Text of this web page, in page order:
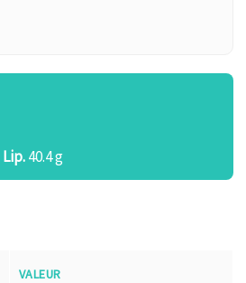
Lip.40.4 g
VALEUR